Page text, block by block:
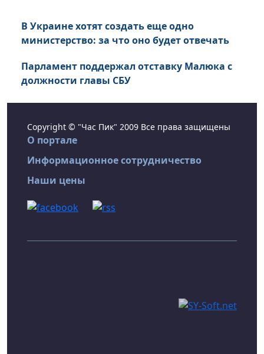
В Украине хотят создать еще одно
министерство: за что оно будет отвечать
Парламент поддержал отставку Малюка с
должности главы СБУ
Copyright © "Час Пик" 2009 Все права защищены
О портале
Информационное сотрудничество
Наши цены